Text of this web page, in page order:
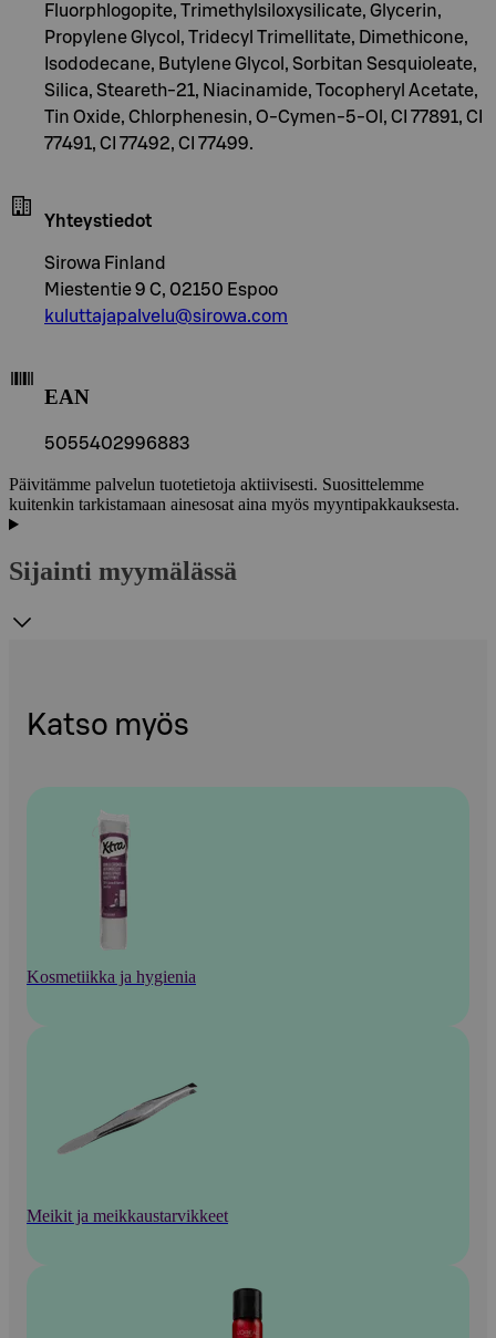
Fluorphlogopite, Trimethylsiloxysilicate, Glycerin,
Propylene Glycol, Tridecyl Trimellitate, Dimethicone,
Isododecane, Butylene Glycol, Sorbitan Sesquioleate,
Silica, Steareth-21, Niacinamide, Tocopheryl Acetate,
Tin Oxide, Chlorphenesin, O-Cymen-5-Ol, CI 77891, CI
77491, CI 77492, CI 77499.
Yhteystiedot
Sirowa Finland
Miestentie 9 C, 02150 Espoo
kuluttajapalvelu@sirowa.com
EAN
5055402996883
Päivitämme palvelun tuotetietoja aktiivisesti. Suosittelemme
kuitenkin tarkistamaan ainesosat aina myös myyntipakkauksesta.
Sijainti myymälässä
Katso myös
Kosmetiikka ja hygienia
Meikit ja meikkaustarvikkeet